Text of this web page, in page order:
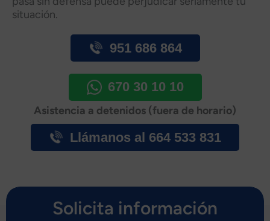
situación.
951 686 864
670 30 10 10
Asistencia a detenidos (fuera de horario)
Llámanos al 664 533 831
Solicita información